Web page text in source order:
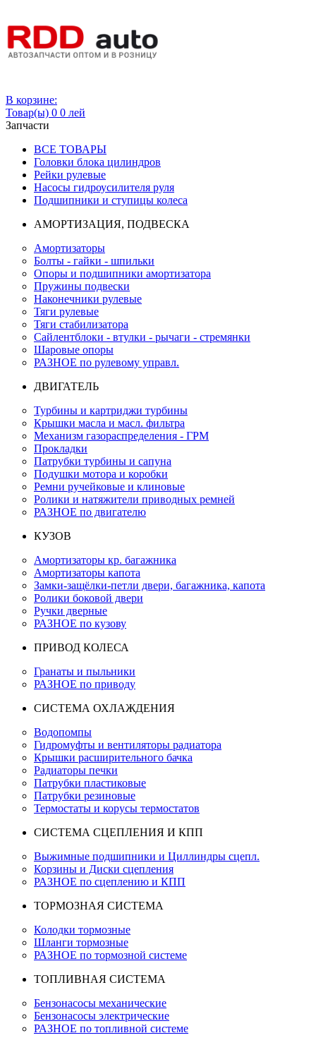
В корзине:
Товар(ы) 0 0 лей
Запчасти
ВСЕ ТОВАРЫ
Головки блока цилиндров
Рейки рулевые
Насосы гидроусилителя руля
Подшипники и ступицы колеса
АМОРТИЗАЦИЯ, ПОДВЕСКА
Амортизаторы
Болты - гайки - шпильки
Опоры и подшипники амортизатора
Пружины подвески
Наконечники рулевые
Тяги рулевые
Тяги стабилизатора
Сайлентблоки - втулки - рычаги - стремянки
Шаровые опоры
РАЗНОЕ по рулевому управл.
ДВИГАТЕЛЬ
Турбины и картриджи турбины
Крышки масла и масл. фильтра
Механизм газораспределения - ГРМ
Прокладки
Патрубки турбины и сапуна
Подушки мотора и коробки
Ремни ручейковые и клиновые
Ролики и натяжители приводных ремней
РАЗНОЕ по двигателю
КУЗОВ
Амортизаторы кр. багажника
Амортизаторы капота
Замки-защёлки-петли двери, багажника, капота
Ролики боковой двери
Ручки дверные
РАЗНОЕ по кузову
ПРИВОД КОЛЕСА
Гранаты и пыльники
РАЗНОЕ по приводу
СИСТЕМА ОХЛАЖДЕНИЯ
Водопомпы
Гидромуфты и вентиляторы радиатора
Крышки расширительного бачка
Радиаторы печки
Патрубки пластиковые
Патрубки резиновые
Термостаты и корусы термостатов
СИСТЕМА СЦЕПЛЕНИЯ И КПП
Выжимные подшипники и Циллиндры сцепл.
Корзины и Диски сцепления
РАЗНОЕ по сцеплению и КПП
ТОРМОЗНАЯ СИСТЕМА
Колодки тормозные
Шланги тормозные
РАЗНОЕ по тормозной системе
ТОПЛИВНАЯ СИСТЕМА
Бензонасосы механические
Бензонасосы электрические
РАЗНОЕ по топливной системе